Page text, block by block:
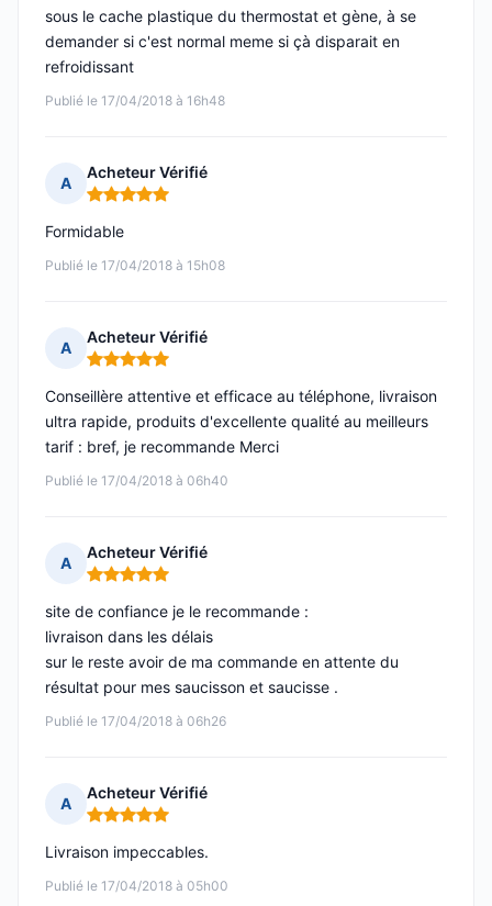
Publié le 17/04/2018 à 16h48
sous le cache plastique du thermostat et gène, à se
demander si c'est normal meme si çà disparait en
refroidissant
A
Acheteur Vérifié
Note : 5 sur 5
Publié le 17/04/2018 à 15h08
Formidable
A
Acheteur Vérifié
Note : 5 sur 5
Publié le 17/04/2018 à 06h40
Conseillère attentive et efficace au téléphone, livraison
ultra rapide, produits d'excellente qualité au meilleurs
tarif : bref, je recommande Merci
A
Acheteur Vérifié
Note : 5 sur 5
Publié le 17/04/2018 à 06h26
site de confiance je le recommande :
livraison dans les délais
sur le reste avoir de ma commande en attente du
résultat pour mes saucisson et saucisse .
A
Acheteur Vérifié
Note : 5 sur 5
Publié le 17/04/2018 à 05h00
Livraison impeccables.